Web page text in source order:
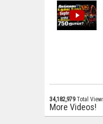
34,182,979Total
More Videos!